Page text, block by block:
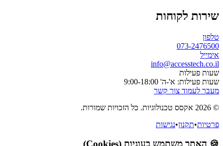
שירות לקוחות
טלפון
073-2476500
אימייל
info@accesstech.co.il
שעות פעילות
שעות פעילות: א'-ה' 9:00-18:00
מעבר לעמוד צור קשר
© 2026 אקסס טכנולוגיות. כל הזכויות שמורות.
פרטיות•תקנון•נגישות
🍪 האתר משתמש בעוגיות (Cookies)